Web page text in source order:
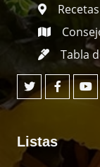
Recetas
Tabla
Listas